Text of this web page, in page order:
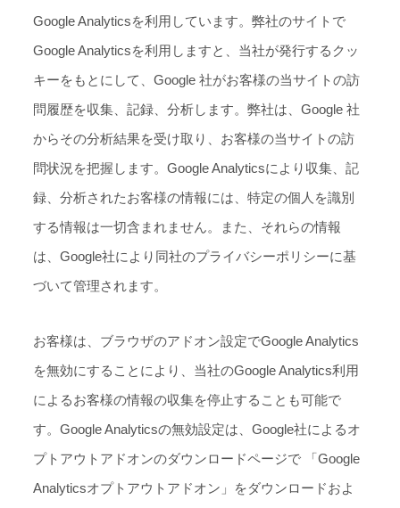
Google Analyticsを利用しています。弊社のサイトで
Google Analyticsを利用しますと、当社が発行するクッ
キーをもとにして、Google 社がお客様の当サイトの訪
問履歴を収集、記録、分析します。弊社は、Google 社
からその分析結果を受け取り、お客様の当サイトの訪
問状況を把握します。Google Analyticsにより収集、記
録、分析されたお客様の情報には、特定の個人を識別
する情報は一切含まれません。また、それらの情報
は、Google社により同社のプライバシーポリシーに基
づいて管理されます。
お客様は、ブラウザのアドオン設定でGoogle Analytics
を無効にすることにより、当社のGoogle Analytics利用
によるお客様の情報の収集を停止することも可能で
す。Google Analyticsの無効設定は、Google社によるオ
プトアウトアドオンのダウンロードページで 「Google
Analyticsオプトアウトアドオン」をダウンロードおよ